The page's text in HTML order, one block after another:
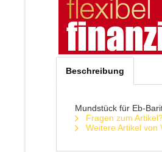
Beschreibung
Mundstück für Eb-
Fragen zum
Weitere Artikel von